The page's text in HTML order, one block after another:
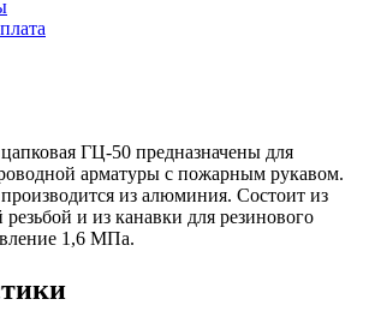
ГЦ-50 предназначены для
арматуры с пожарным рукавом.
из алюминия. Состоит из
и из канавки для резинового
1,6 МПа.